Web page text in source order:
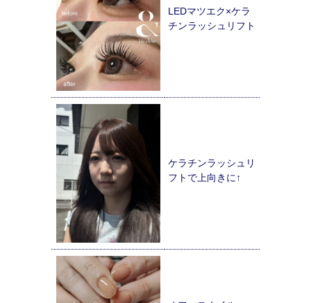
LEDマツエク×ケラ
チンラッシュリフト
ケラチンラッシュリ
フトで上向きに↑